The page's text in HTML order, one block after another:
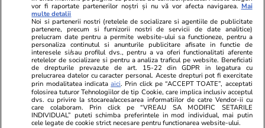
Lifestyle 11:40
Flori care protejează legumele de
dăunători
Vacanțe și
Hartă live
Europa:
dacă
pericol
vor fi raportate partenerilor noștri și nu vă vor afecta navigarea. Mai
multe detalii
Noi si partenerii nostri (retelele de socializare si agentiile de publicitate
partenere, precum si furnizorii nostri de servicii de date analitice)
prelucram date pentru a permite website-ului sa functioneze, pentru a
personaliza continutul si anunturile publicitare afisate in functie de
interesele si/sau profilul dvs., pentru a va oferi functionalitati aferente
retelelor de socializare si pentru a analiza traficul pe website. Beneficiati
de drepturile prevazute de art. 15-22 din GDPR in legatura cu
prelucrarea datelor cu caracter personal. Aceste drepturi pot fi exercitate
prin modalitatea indicataaici. Prin click pe “ACCEPT TOATE”, acceptati
folosirea tuturor Tehnologiilor de tip Cookie, care implica inclusiv acceptul
dvs. cu privire la stocarea/accesarea informatiilor de catre Vendor-ii cu
care colaboram. Prin click pe “VREAU SA MODIFIC SETARILE
INDIVIDUAL” puteti schimba preferintele in mod individual, mai putin
cele legate de cookie strict necesare pentru functionarea website-ului.